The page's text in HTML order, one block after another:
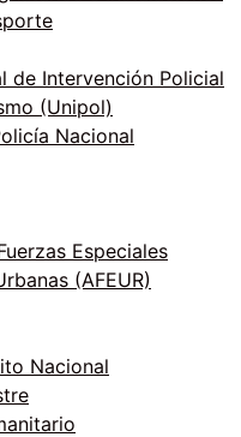
de Intervención Policial
(Unipol)
Nacional
Especiales
(AFEUR)
Nacional